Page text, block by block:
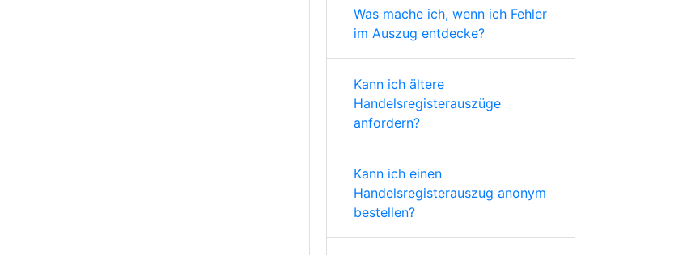
Was mache ich, wenn ich Fehler
im Auszug entdecke?
Kann ich ältere
Handelsregisterauszüge
anfordern?
Kann ich einen
Handelsregisterauszug anonym
bestellen?